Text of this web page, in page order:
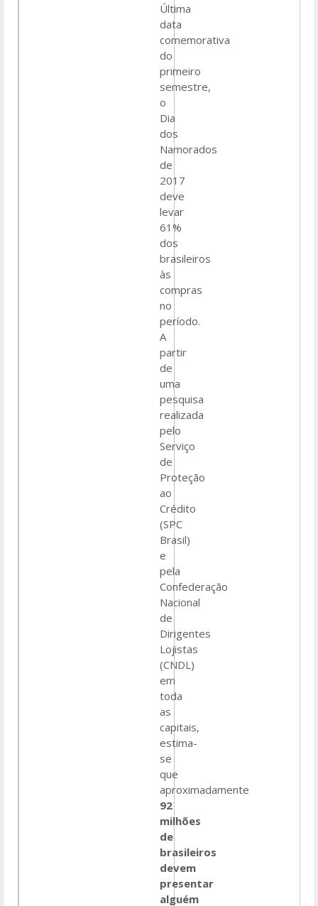
Última
data
comemorativa
do
primeiro
semestre,
o
Dia
dos
Namorados
de
2017
deve
levar
61%
dos
brasileiros
às
compras
no
período.
A
partir
de
uma
pesquisa
realizada
pelo
Serviço
de
Proteção
ao
Crédito
(SPC
Brasil)
e
pela
Confederação
Nacional
de
Dirigentes
Lojistas
(CNDL)
em
toda
as
capitais,
estima-
se
que
aproximadamente
92
milhões
de
brasileiros
devem
presentar
alguém